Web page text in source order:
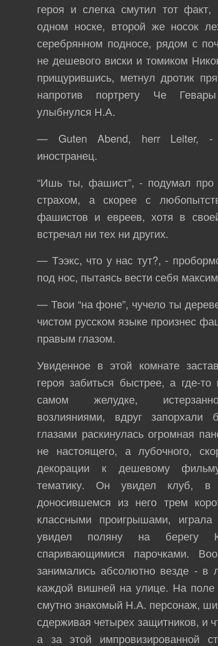
героя и слегка смутил тот
одном носке, второй же носок
серебрянном подносе, рядом с
не дешевого виски и томиком
прищурившись, метнул дротик
напротив портрету Че
улыбнулся Н.А.
— Guten Abend, herr Leiter, -
иностранец.
“Ишь ты, фашист”, - подумал
страхом, а скорее с
фашистов и евреев, хотя в
встречал ни тех ни других.
— Тээкс, что у нас тут?, -
под нос, пытаясь вести себя
— Твои “на фоне”, чучело ты
чистом русском языке произнес
правым глазом.
Увиденное в этой комнате
героя забиться быстрее, а где-
самом желудке,
возлияниями, вдруг запорхали
глазами раскинулась огромная
не настоящего, а лубочного,
декорации к дешевому
тематику. Он увидел клуб, в
доносившемся из него трем
классными проигрышами, играла
увидел поляну на берегу
спаривающимися парочками.
занимались абсолютно везде - в
каждой вишней на улице. На поле
смутно знакомый Н.А. персонаж,
сдерживая четырех защитников, и
а за этой импровизированной